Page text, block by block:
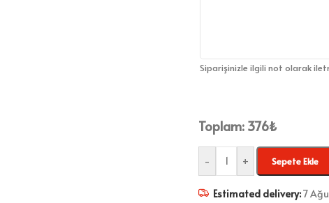
Siparişinizle ilgili not olarak
Toplam: 376₺
- + Sepete Ekle
Estimated delivery:7